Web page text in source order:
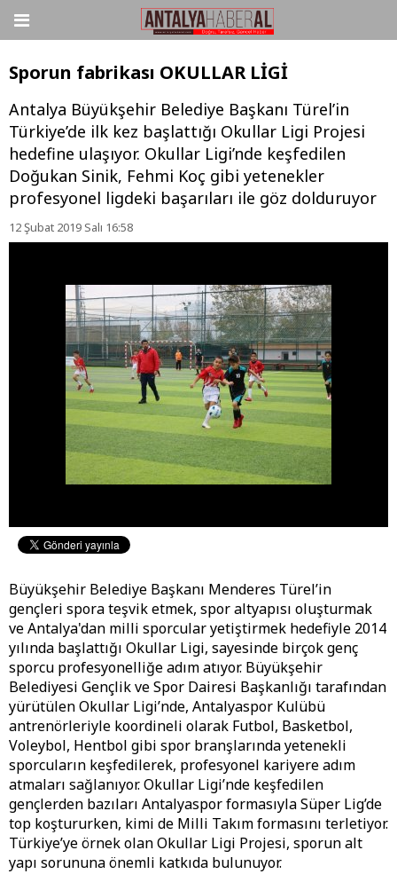
Sporun fabrikası OKULLAR LİGİ
Antalya Büyükşehir Belediye Başkanı Türel’in
Türkiye’de ilk kez başlattığı Okullar Ligi Projesi
hedefine ulaşıyor. Okullar Ligi’nde keşfedilen
Doğukan Sinik, Fehmi Koç gibi yetenekler
profesyonel ligdeki başarıları ile göz dolduruyor
12 Şubat 2019 Salı 16:58
Büyükşehir Belediye Başkanı Menderes Türel’in
gençleri spora teşvik etmek, spor altyapısı oluşturmak
ve Antalya'dan milli sporcular yetiştirmek hedefiyle 2014
yılında başlattığı Okullar Ligi, sayesinde birçok genç
sporcu profesyonelliğe adım atıyor. Büyükşehir
Belediyesi Gençlik ve Spor Dairesi Başkanlığı tarafından
yürütülen Okullar Ligi’nde, Antalyaspor Kulübü
antrenörleriyle koordineli olarak Futbol, Basketbol,
Voleybol, Hentbol gibi spor branşlarında yetenekli
sporcuların keşfedilerek, profesyonel kariyere adım
atmaları sağlanıyor. Okullar Ligi’nde keşfedilen
gençlerden bazıları Antalyaspor formasıyla Süper Lig’de
top koştururken, kimi de Milli Takım formasını terletiyor.
Türkiye’ye örnek olan Okullar Ligi Projesi, sporun alt
yapı sorununa önemli katkıda bulunuyor.